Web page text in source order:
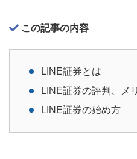
この記事の内容
LINE証券とは
LINE証券の評判、メ
LINE証券の始め方